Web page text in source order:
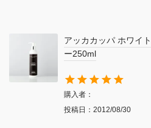
アッカカッパ ホワイ
ー250ml
購入者
投稿日
2012/08/30